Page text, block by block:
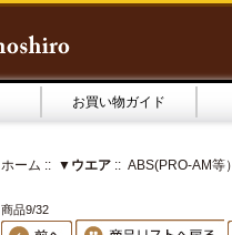
お買い物ガイド
ホーム :: ▼ウエア :: ABS(PRO-AM等）
商品9/32